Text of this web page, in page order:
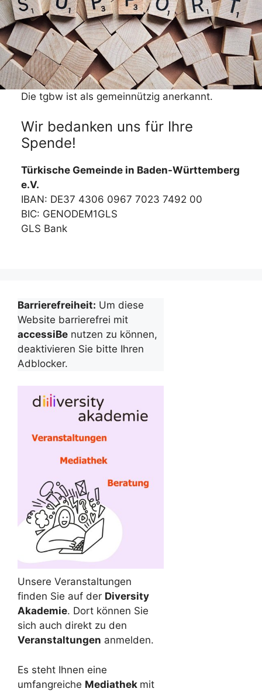
Die tgbw ist als gemeinnützig anerkannt.
Wir bedanken uns für Ihre
Spende!
Türkische Gemeinde in Baden-Württemberg
e.V.
IBAN: DE37 4306 0967 7023 7492 00
BIC: GENODEM1GLS
GLS Bank
Barrierefreiheit: Um diese
Website barrierefrei mit
accessiBe nutzen zu können,
deaktivieren Sie bitte Ihren
Adblocker.
Unsere Veranstaltungen
finden Sie auf der Diversity
Akademie. Dort können Sie
sich auch direkt zu den
Veranstaltungen anmelden.
Es steht Ihnen eine
umfangreiche Mediathek mit